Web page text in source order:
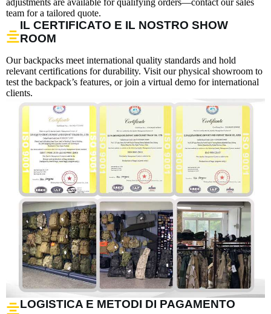
adjustments are available for qualifying orders—contact our sales
team for a tailored quote.
IL CERTIFICATO E IL NOSTRO SHOW
ROOM
Our backpacks meet international quality standards and hold
relevant certifications for durability. Visit our physical showroom to
test the backpack’s features, or join a virtual demo for international
clients.
LOGISTICA E METODI DI PAGAMENTO